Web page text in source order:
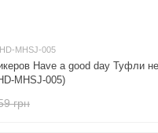
MHSJ-005
Have a good day Туфли
MHSJ-005)
грн